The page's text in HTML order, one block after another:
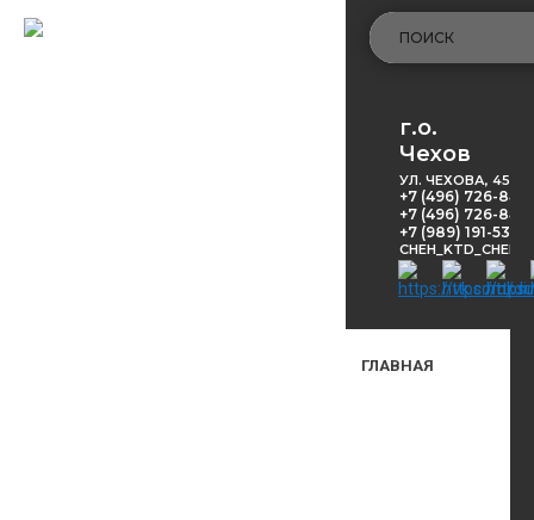
г.о.
Чехов
УЛ. ЧЕХОВА, 45
+7 (496) 726-
+7 (496) 726-
+7 (989) 191-53-
ГЛАВНАЯ